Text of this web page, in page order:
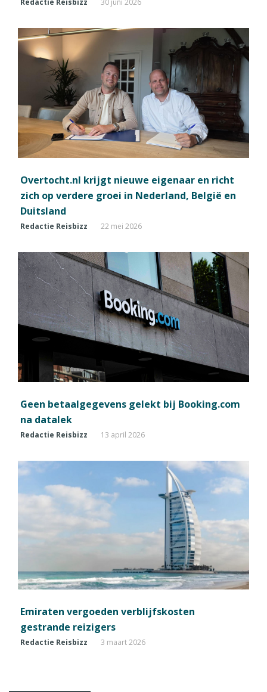
Overtocht.nl krijgt nieuwe eigenaar en richt
zich op verdere groei in Nederland, België en
Duitsland
Redactie Reisbizz 22 mei 2026
Geen betaalgegevens gelekt bij Booking.com
na datalek
Redactie Reisbizz 13 april 2026
Emiraten vergoeden verblijfskosten
gestrande reizigers
Redactie Reisbizz 3 maart 2026